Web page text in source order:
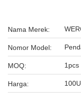
Nama Merek:
Nomor Model:
MOQ: 1pcs
Harga: